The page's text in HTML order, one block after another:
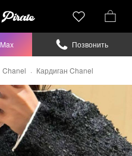
Chanel Кардиган Chanel
Max Позвонить